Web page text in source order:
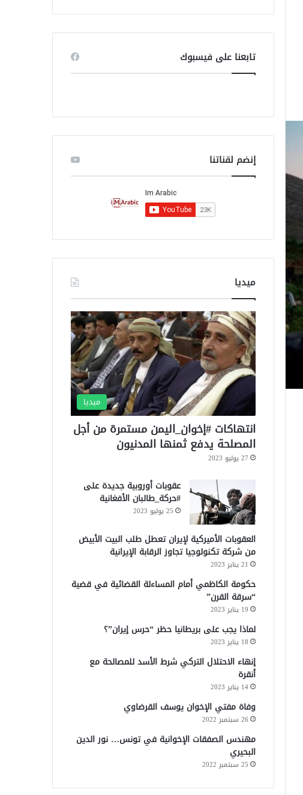
ح
تابعنا على فيسبوك
إنضم لقناتنا
ميديا
ميديا
انتهاكات #إخوان_اليمن مستمرة من أجل
المصلحة يدفع ثمنها المدنيون
27 يوليو 2023
عقوبات أوروبية جديدة على
#حركة_طالبان الأفغانية
25 يوليو 2023
العقوبات الأميركية لإيران تعطل طلب البيت الأبيض
من شركة تكنولوجيا تجاوز الرقابة الإيرانية
21 يناير 2023
حكومة الكاظمي أمام المساءلة القضائية في قضية
“سرقة القرن”
19 يناير 2023
لماذا يجب على بريطانيا حظر “حرس إيران”؟
18 يناير 2023
إنهاء الاحتلال التركي شرط الأسد للمصالحة مع
أنقرة
14 يناير 2023
وفاة مفتي الإخوان يوسف القرضاوي
26 سبتمبر 2022
مهندس الصفقات الإخوانية في تونس… نور الدين
البحيري
25 سبتمبر 2022